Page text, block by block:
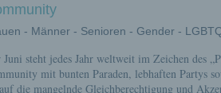
- Männer - Senioren - Gender -
Juni steht jedes Jahr weltweit im Zeichen des
mit bunten Paraden, lebhaften Partys
die mangelnde Gleichberechtigung und